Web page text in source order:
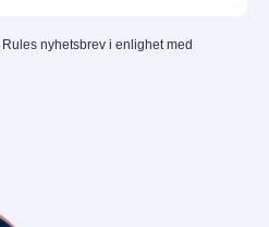
nyhetsbrev i enlighet med